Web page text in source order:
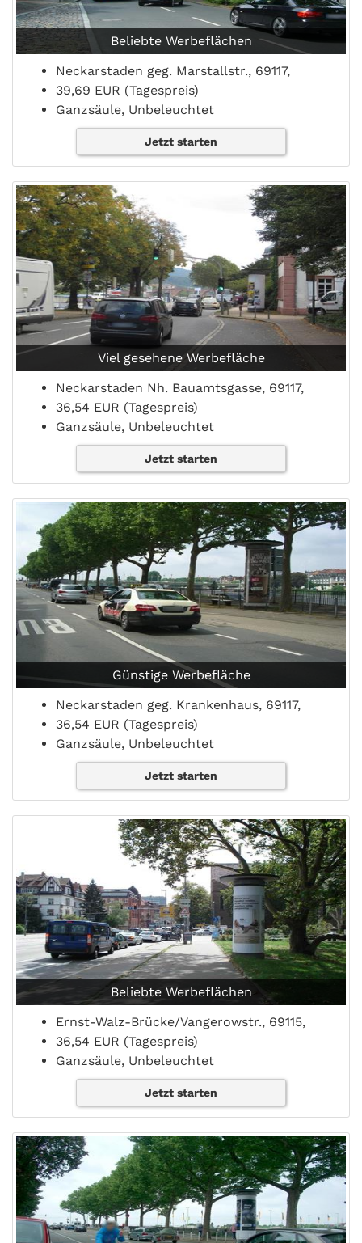
Beliebte Werbeflächen
Neckarstaden geg. Marstallstr., 69117,
39,69 EUR (Tagespreis)
Ganzsäule, Unbeleuchtet
Jetzt starten
Viel gesehene Werbefläche
Neckarstaden Nh. Bauamtsgasse, 69117,
36,54 EUR (Tagespreis)
Ganzsäule, Unbeleuchtet
Jetzt starten
Günstige Werbefläche
Neckarstaden geg. Krankenhaus, 69117,
36,54 EUR (Tagespreis)
Ganzsäule, Unbeleuchtet
Jetzt starten
Beliebte Werbeflächen
Ernst-Walz-Brücke/Vangerowstr., 69115,
36,54 EUR (Tagespreis)
Ganzsäule, Unbeleuchtet
Jetzt starten